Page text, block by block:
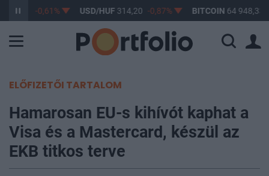
363,17 -0,61% USD/HUF314,20 -0,87% BITCOIN64 948,33
ELŐFIZETŐI TARTALOM
Hamarosan EU-s kihívót kaphat a
Visa és a Mastercard, készül az
EKB titkos terve